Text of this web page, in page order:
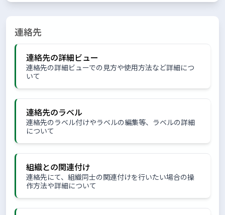
連絡先
連絡先の詳細ビュー
連絡先の詳細ビューでの見方や使用方法など詳細につ
いて
連絡先のラベル
連絡先のラベル付けやラベルの編集等、ラベルの詳細
について
組織との関連付け
連絡先にて、組織同士の関連付けを行いたい場合の操
作方法や詳細について